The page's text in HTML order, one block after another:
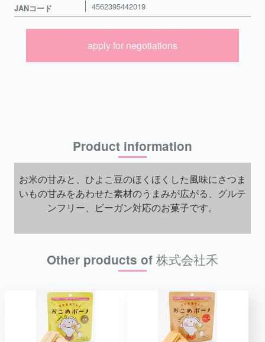
JANコード 4562395442019
apply for negotiations
Product information
お米の甘みと、ひよこ豆のほくほくした風味にさつま
いもの甘みをあわせた素材のうまみが広がる、グルテ
ンフリー、ビーガン対応のお菓子です。
Other products of 株式会社禾